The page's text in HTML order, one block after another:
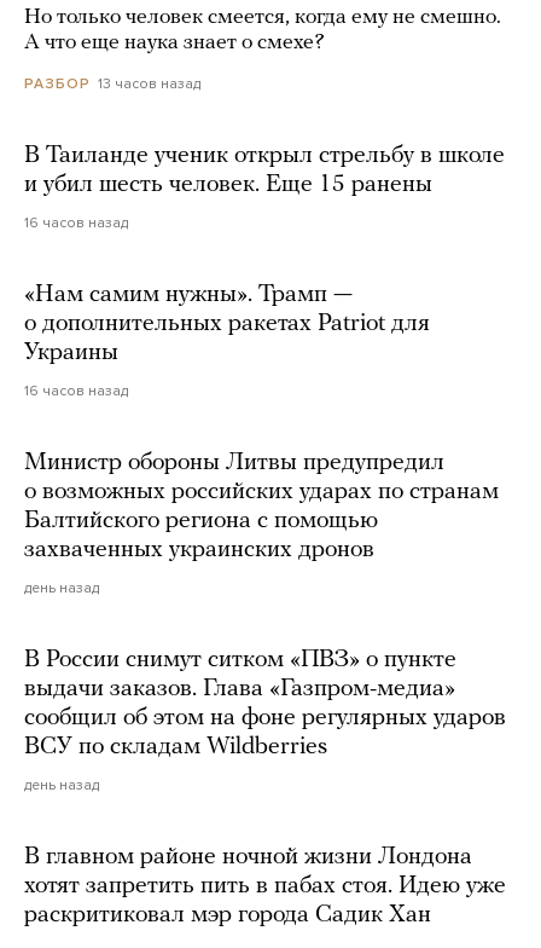
Но только человек смеется, когда ему не смешно.
А что еще наука знает о смехе?
РАЗБОР 13 часов назад
В Таиланде ученик открыл стрельбу в школе
и убил шесть человек. Еще 15 ранены
16 часов назад
«Нам самим нужны». Трамп —
о дополнительных ракетах Patriot для
Украины
16 часов назад
Министр обороны Литвы предупредил
о возможных российских ударах по странам
Балтийского региона с помощью
захваченных украинских дронов
день назад
В России снимут ситком «ПВЗ» о пункте
выдачи заказов. Глава «Газпром-медиа»
сообщил об этом на фоне регулярных ударов
ВСУ по складам Wildberries
день назад
В главном районе ночной жизни Лондона
хотят запретить пить в пабах стоя. Идею уже
раскритиковал мэр города Садик Хан